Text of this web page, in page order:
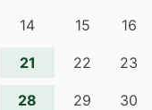
14 15 16
21 22 23
28 29 30